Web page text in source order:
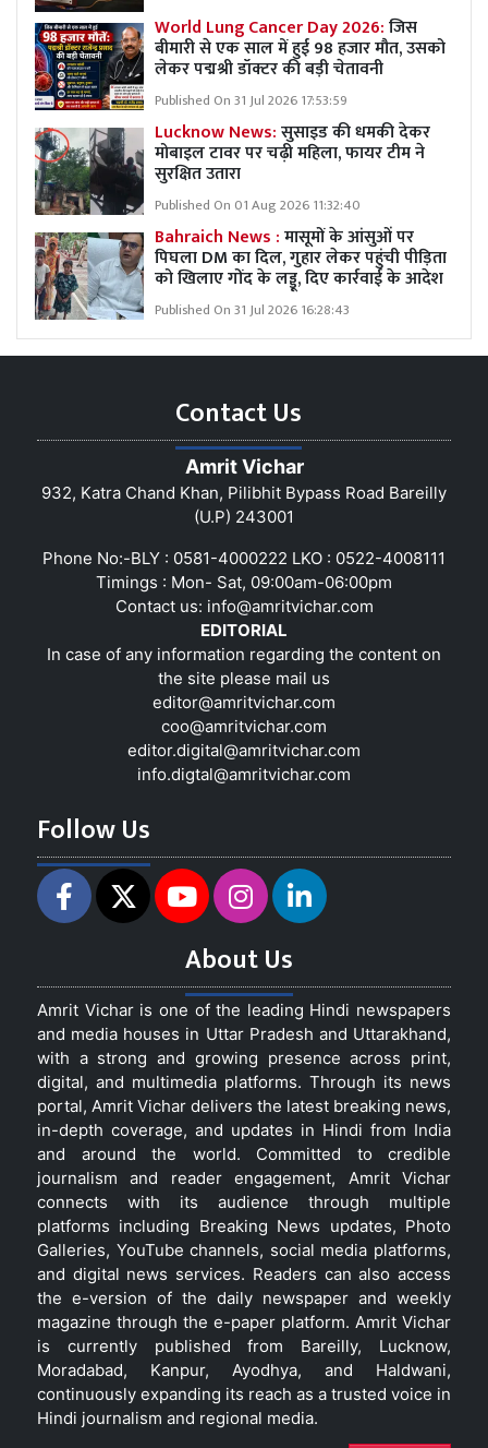
World Lung Cancer Day 2026:जिस
बीमारी से एक साल में हुई 98 हजार मौत, उसको
लेकर पद्मश्री डॉक्टर की बड़ी चेतावनी
Published On 31 Jul 2026 17:53:59
Lucknow News:सुसाइड की धमकी देकर
मोबाइल टावर पर चढ़ी महिला, फायर टीम ने
सुरक्षित उतारा
Published On 01 Aug 2026 11:32:40
Bahraich News :मासूमों के आंसुओं पर
पिघला DM का दिल, गुहार लेकर पहुंची पीड़िता
को खिलाए गोंद के लड्डू, दिए कार्रवाई के आदेश
Published On 31 Jul 2026 16:28:43
Contact Us
Amrit Vichar
932, Katra Chand Khan, Pilibhit Bypass Road Bareilly
(U.P) 243001
Phone No:-BLY : 0581-4000222 LKO : 0522-4008111
Timings : Mon- Sat, 09:00am-06:00pm
Contact us: info@amritvichar.com
EDITORIAL
In case of any information regarding the content on
the site please mail us
editor@amritvichar.com
coo@amritvichar.com
editor.digital@amritvichar.com
info.digtal@amritvichar.com
Follow Us
About Us
Amrit Vichar is one of the leading Hindi newspapers
and media houses in Uttar Pradesh and Uttarakhand,
with a strong and growing presence across print,
digital, and multimedia platforms. Through its news
portal, Amrit Vichar delivers the latest breaking news,
in-depth coverage, and updates in Hindi from India
and around the world. Committed to credible
journalism and reader engagement, Amrit Vichar
connects with its audience through multiple
platforms including Breaking News updates, Photo
Galleries, YouTube channels, social media platforms,
and digital news services. Readers can also access
the e-version of the daily newspaper and weekly
magazine through the e-paper platform. Amrit Vichar
is currently published from Bareilly, Lucknow,
Moradabad, Kanpur, Ayodhya, and Haldwani,
continuously expanding its reach as a trusted voice in
Hindi journalism and regional media.